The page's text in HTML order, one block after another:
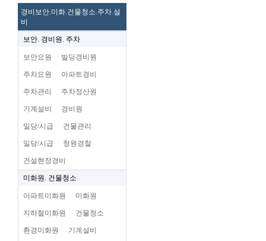
경비보안.미화.건물청소.주차.설
비
보안. 경비원. 주차
보안요원 빌딩경비원
주차요원 아파트경비
주차관리 주차정산원
기계설비 경비원
일당/시급 건물관리
일당/시급 청원경찰
건설현장경비
미화원. 건물청소
아파트미화원 미화원
지하철미화원 건물청소
환경미화원 기계설비